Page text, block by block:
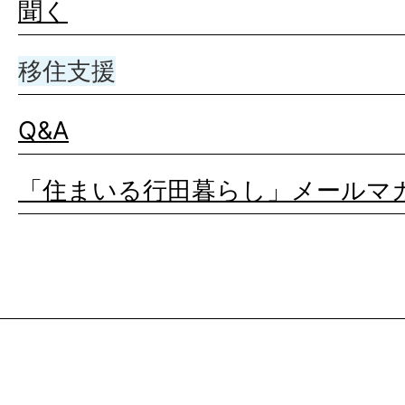
聞く
移住支援
Q&A
「住まいる行田暮らし」メールマ